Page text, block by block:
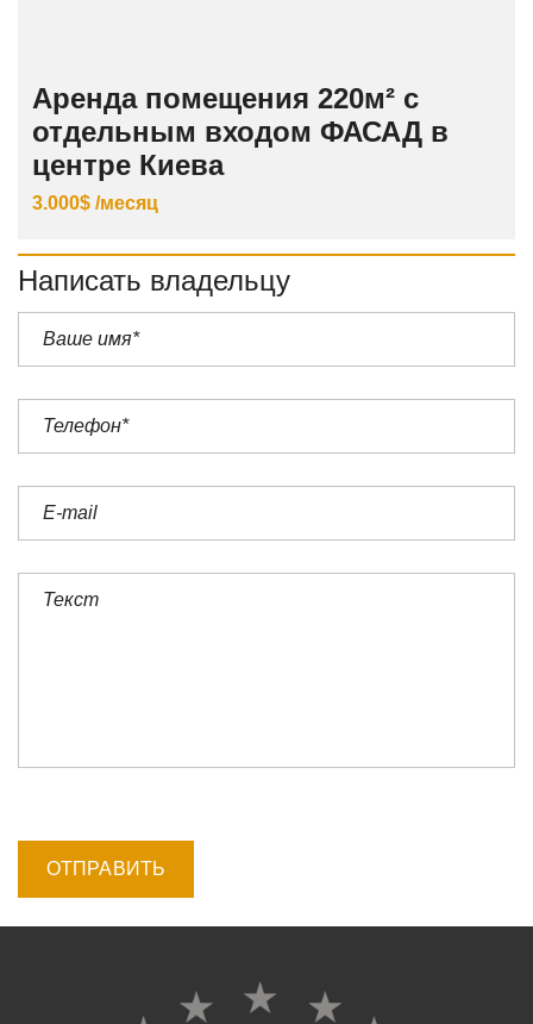
Аренда помещения 220м² с
отдельным входом ФАСАД в
центре Киева
3.000$ /месяц
Написать владельцу